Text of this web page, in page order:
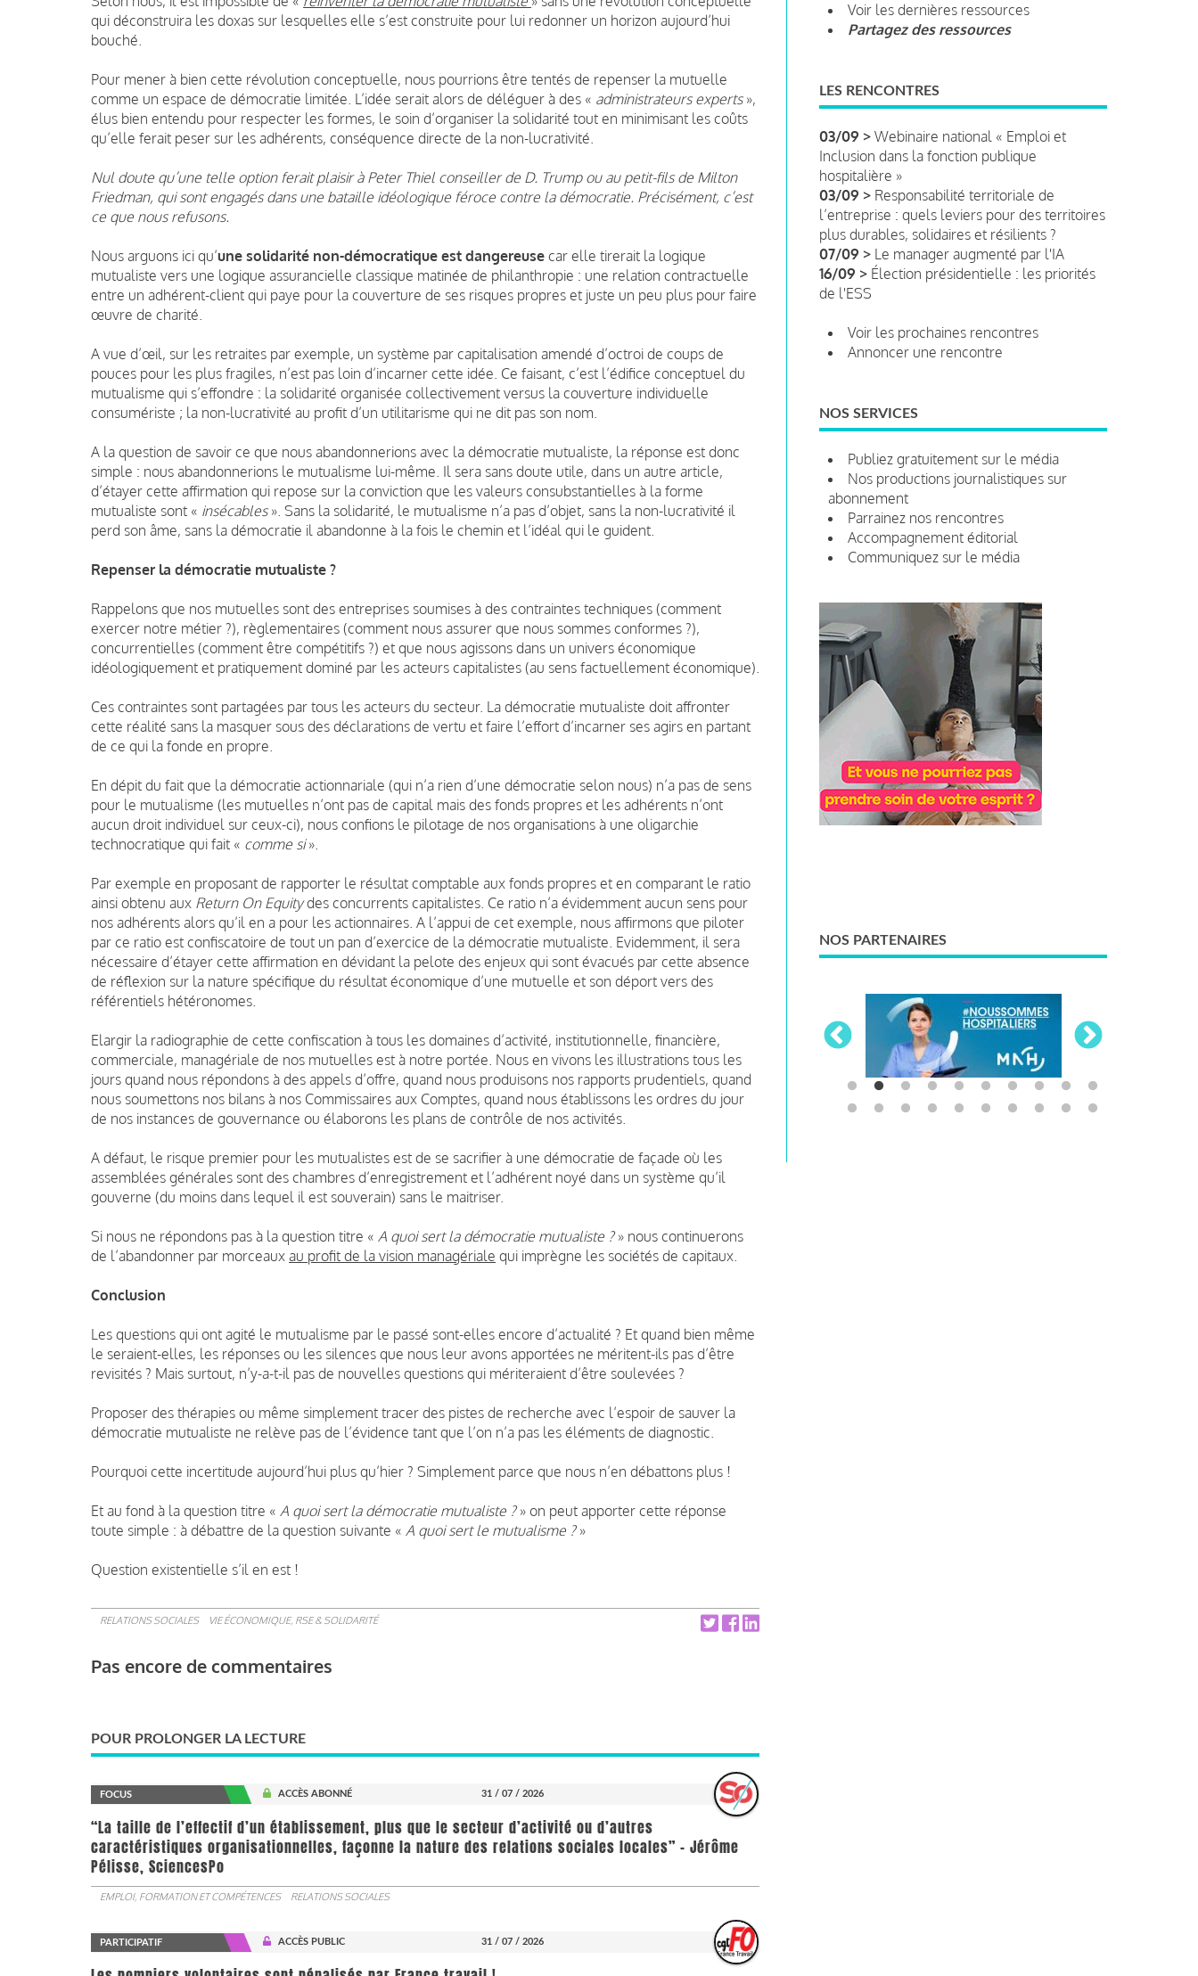
qui déconstruira les doxas sur lesquelles elle s’est construite pour lui redonner un horizon aujourd’hui
bouché.
Pour mener à bien cette révolution conceptuelle, nous pourrions être tentés de repenser la mutuelle
comme un espace de démocratie limitée. L’idée serait alors de déléguer à des « administrateurs experts»,
élus bien entendu pour respecter les formes, le soin d’organiser la solidarité tout en minimisant les coûts
qu’elle ferait peser sur les adhérents, conséquence directe de la non-lucrativité.
Nul doute qu’une telle option ferait plaisir à Peter Thiel conseiller de D. Trump ou au petit-fils de Milton
Friedman, qui sont engagés dans une bataille idéologique féroce contre la démocratie. Précisément, c’est
ce que nous refusons.
Nous arguons ici qu’une solidarité non-démocratique est dangereuse car elle tirerait la logique
mutualiste vers une logique assurancielle classique matinée de philanthropie : une relation contractuelle
entre un adhérent-client qui paye pour la couverture de ses risques propres et juste un peu plus pour faire
œuvre de charité.
A vue d’œil, sur les retraites par exemple, un système par capitalisation amendé d’octroi de coups de
pouces pour les plus fragiles, n’est pas loin d’incarner cette idée. Ce faisant, c’est l’édifice conceptuel du
mutualisme qui s’effondre : la solidarité organisée collectivement versus la couverture individuelle
consumériste ; la non-lucrativité au profit d’un utilitarisme qui ne dit pas son nom.
A la question de savoir ce que nous abandonnerions avec la démocratie mutualiste, la réponse est donc
simple : nous abandonnerions le mutualisme lui-même. Il sera sans doute utile, dans un autre article,
d’étayer cette affirmation qui repose sur la conviction que les valeurs consubstantielles à la forme
mutualiste sont « insécables ». Sans la solidarité, le mutualisme n’a pas d’objet, sans la non-lucrativité il
perd son âme, sans la démocratie il abandonne à la fois le chemin et l’idéal qui le guident.
Repenser la démocratie mutualiste ?
Rappelons que nos mutuelles sont des entreprises soumises à des contraintes techniques (comment
exercer notre métier ?), règlementaires (comment nous assurer que nous sommes conformes ?),
concurrentielles (comment être compétitifs ?) et que nous agissons dans un univers économique
idéologiquement et pratiquement dominé par les acteurs capitalistes (au sens factuellement économique).
Ces contraintes sont partagées par tous les acteurs du secteur. La démocratie mutualiste doit affronter
cette réalité sans la masquer sous des déclarations de vertu et faire l’effort d’incarner ses agirs en partant
de ce qui la fonde en propre.
En dépit du fait que la démocratie actionnariale (qui n’a rien d’une démocratie selon nous) n’a pas de sens
pour le mutualisme (les mutuelles n’ont pas de capital mais des fonds propres et les adhérents n’ont
aucun droit individuel sur ceux-ci), nous confions le pilotage de nos organisations à une oligarchie
technocratique qui fait « comme si».
Par exemple en proposant de rapporter le résultat comptable aux fonds propres et en comparant le ratio
ainsi obtenu aux Return On Equitydes concurrents capitalistes. Ce ratio n’a évidemment aucun sens pour
nos adhérents alors qu’il en a pour les actionnaires. A l’appui de cet exemple, nous affirmons que piloter
par ce ratio est confiscatoire de tout un pan d’exercice de la démocratie mutualiste. Evidemment, il sera
nécessaire d’étayer cette affirmation en dévidant la pelote des enjeux qui sont évacués par cette absence
de réflexion sur la nature spécifique du résultat économique d’une mutuelle et son déport vers des
référentiels hétéronomes.
Elargir la radiographie de cette confiscation à tous les domaines d’activité, institutionnelle, financière,
commerciale, managériale de nos mutuelles est à notre portée. Nous en vivons les illustrations tous les
jours quand nous répondons à des appels d’offre, quand nous produisons nos rapports prudentiels, quand
nous soumettons nos bilans à nos Commissaires aux Comptes, quand nous établissons les ordres du jour
de nos instances de gouvernance ou élaborons les plans de contrôle de nos activités.
A défaut, le risque premier pour les mutualistes est de se sacrifier à une démocratie de façade où les
assemblées générales sont des chambres d’enregistrement et l’adhérent noyé dans un système qu’il
gouverne (du moins dans lequel il est souverain) sans le maitriser.
Si nous ne répondons pas à la question titre « A quoi sert la démocratie mutualiste ?» nous continuerons
de l’abandonner par morceaux au profit de la vision managériale qui imprègne les sociétés de capitaux.
Conclusion
Les questions qui ont agité le mutualisme par le passé sont-elles encore d’actualité ? Et quand bien même
le seraient-elles, les réponses ou les silences que nous leur avons apportées ne méritent-ils pas d’être
revisités ? Mais surtout, n’y-a-t-il pas de nouvelles questions qui mériteraient d’être soulevées ?
Proposer des thérapies ou même simplement tracer des pistes de recherche avec l’espoir de sauver la
démocratie mutualiste ne relève pas de l’évidence tant que l’on n’a pas les éléments de diagnostic.
Pourquoi cette incertitude aujourd’hui plus qu’hier ? Simplement parce que nous n’en débattons plus !
Et au fond à la question titre « A quoi sert la démocratie mutualiste ?» on peut apporter cette réponse
toute simple : à débattre de la question suivante « A quoi sert le mutualisme ?»
Question existentielle s’il en est !
RELATIONS SOCIALES VIE ÉCONOMIQUE, RSE & SOLIDARITÉ
Pas encore de commentaires
POUR PROLONGER LA LECTURE
FOCUS ACCÈS ABONNÉ 31 / 07 / 2026
“La taille de l’effectif d’un établissement, plus que le secteur d’activité ou d’autres
caractéristiques organisationnelles, façonne la nature des relations sociales locales” - Jérôme
Pélisse, SciencesPo
EMPLOI, FORMATION ET COMPÉTENCES RELATIONS SOCIALES
PARTICIPATIF ACCÈS PUBLIC 31 / 07 / 2026
Voir les dernières ressources
Partagez des ressources
LES RENCONTRES
03/09 > Webinaire national « Emploi et
Inclusion dans la fonction publique
hospitalière »
03/09 > Responsabilité territoriale de
l’entreprise : quels leviers pour des territoires
plus durables, solidaires et résilients ?
07/09 > Le manager augmenté par l'IA
16/09 > Élection présidentielle : les priorités
de l'ESS
Voir les prochaines rencontres
Annoncer une rencontre
NOS SERVICES
Publiez gratuitement sur le média
Nos productions journalistiques sur
abonnement
Parrainez nos rencontres
Accompagnement éditorial
Communiquez sur le média
NOS PARTENAIRES